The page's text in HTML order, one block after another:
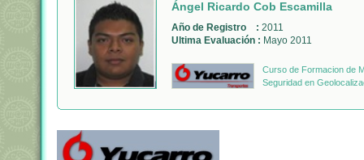
Ángel Ricardo Cob Escamilla
Año de Registro : 2011
Ultima Evaluación : Mayo 2011
Curso de Formacion de
Seguridad en